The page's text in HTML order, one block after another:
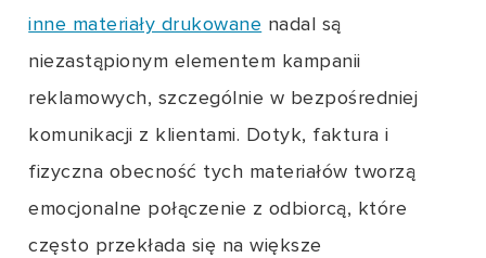
inne materiały drukowane nadal są
niezastąpionym elementem kampanii
reklamowych, szczególnie w bezpośredniej
komunikacji z klientami. Dotyk, faktura i
fizyczna obecność tych materiałów tworzą
emocjonalne połączenie z odbiorcą, które
często przekłada się na większe